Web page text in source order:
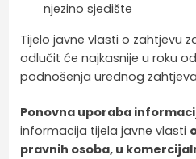
njezino sjedište
Tijelo javne vlasti o zahtjevu
odlučit će najkasnije u roku
podnošenja urednog
Ponovna uporaba
informacija tijela javne vlasti
pravnih osoba, u